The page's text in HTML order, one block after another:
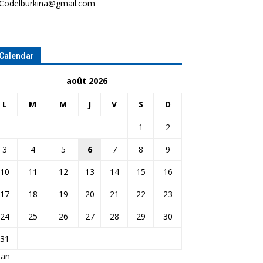
août 2026
L M M J V S D
1
2
3
4 5 6 7 8
9
10
11 12 13 14 15
16
17
18 19 20 21 22
23
24
25 26 27 28 29
30
31